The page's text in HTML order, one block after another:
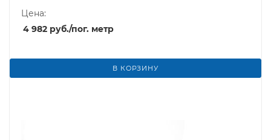
Цена:
4 982 руб./пог. метр
В КОРЗИНУ